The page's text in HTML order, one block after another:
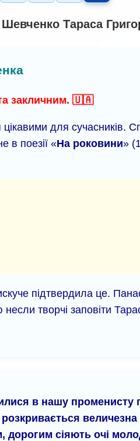
Шевченко Тараса
закличним. 🇺🇦
для сучасників.
в поезії «На роковини»
підтвердила це.
творчі заповіти
в нашу променисту
сіяють очі